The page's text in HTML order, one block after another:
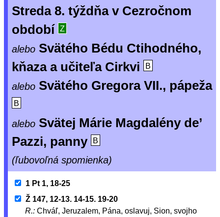
Streda 8. týždňa v Cezročnom
období
Z
alebo Svätého Bédu Ctihodného,
kňaza a učiteľa Cirkvi
B
alebo Svätého Gregora VII., pápeža
B
alebo Svätej Márie Magdalény de’
Pazzi, panny
B
(ľubovoľná spomienka)
1 Pt 1, 18-25
Ž 147, 12-13. 14-15. 19-20
R.: Chváľ, Jeruzalem, Pána, oslavuj, Sion, svojho